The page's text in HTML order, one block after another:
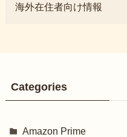
海外在住者向け情報
Categories
Amazon Prime